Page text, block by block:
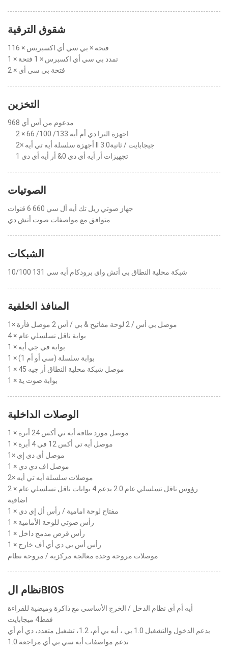
شقوق الترقية
1فتحة × بي سي أي اكسبريس × 16
1 × تمدد بي سي أي اكسبرس × 1 فتحة
2 × فتحة بي سي أي
التخزين
مدعوم من أس أي 968
2 × اجهزة الترا دي أم أيه 133/ 100/ 66
2× أجهزة سلسلة أيه تي أيه II 3.0جيجابايت / ثانية
تجهيزات أر أيه أي دي 0& أر أيه أي دي 1
الصوتيات
جهاز صوتي ريل تك أيه أل سي 660 6 قنوات
متوافق مع مواصفات صوت أتش دي
الشبكات
شبكة محلية النطاق بي أتش واي برودكام أيه سي 131 10/100
المنافذ الخلفية
1× موصل بي أس / 2 لوحة مفاتيح & بي / أس 2 موصل فأرة
4 × بوابة ناقل تسلسلي عام
1 × بوابة في جي أيه
1 × بوابة سلسلة (سي أو أم 1)
1 × موصل شبكة محلية النطاق أر جيه 45
1 × بوابة صوت ية
الوصلات الداخلية
1 × موصل مورد طاقة أيه تي أكس 24 أبرة
1 × موصل أيه تي أكس 12 في 4 أبرة
1× موصل أي دي إي
1 × موصل اف دي دي
2× موصلات سلسلة أيه تي أيه
2 × رؤوس ناقل تسلسلي عام 2.0 يدعم 4 بوابات ناقل تسلسلي عام
اضافية
1 × مفتاح لوحة امامية / رأس أل إي دي
1 × رأس صوتي للوحة الأمامية
1 × رأس قرص مدمج داخل
1 × رأس أس بي دي أي أف خارج
موصلات مروحة وحدة معالجة مركزية / مروحة نظام
نظام الBIOS
أيه أم أي نظام الدخل / الخرج الأساسي مع ذاكرة وميضية للقراءة
فقط4 ميجابايت
يدعم الدخول والتشغيل 1.0 بي ، أيه بي أم، 1.2، تشغيل متعدد، دي أم أي
تدعم مواصفات أيه سي بي أي مراجعة 1.0